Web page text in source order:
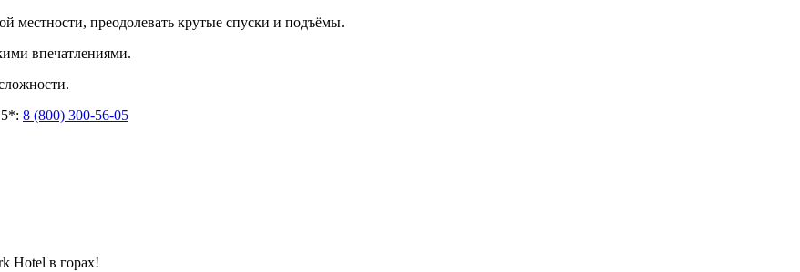
местности, преодолевать крутые спуски и подъёмы.
впечатлениями.
8 (800) 300-56-05
Hotel в горах!